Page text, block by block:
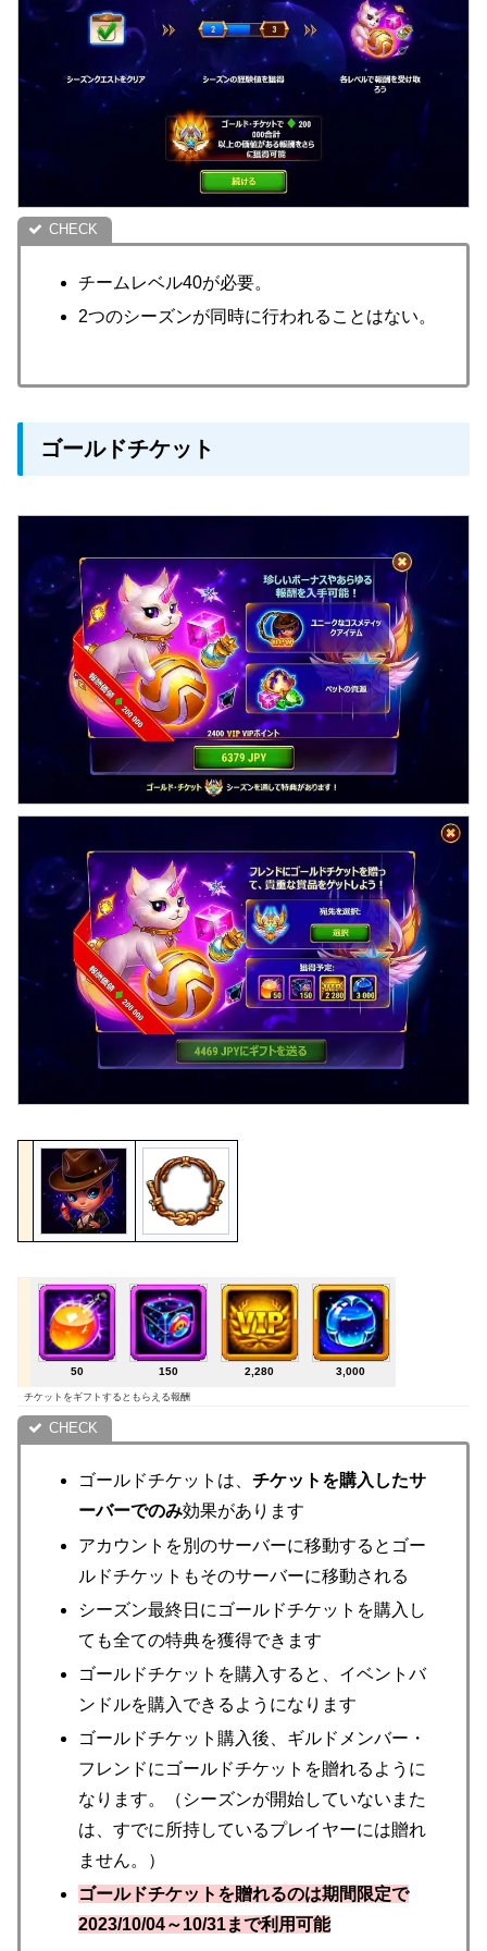
チームレベル40が必要。
2つのシーズンが同時に行われることはない。
ゴールドチケット
50 150 2,280 3,000
チケットをギフトするともらえる報酬
ゴールドチケットは、チケットを購入したサ
ーバーでのみ効果があります
アカウントを別のサーバーに移動するとゴー
ルドチケットもそのサーバーに移動される
シーズン最終日にゴールドチケットを購入し
ても全ての特典を獲得できます
ゴールドチケットを購入すると、イベントバ
ンドルを購入できるようになります
ゴールドチケット購入後、ギルドメンバー・
フレンドにゴールドチケットを贈れるように
なります。（シーズンが開始していないまた
は、すでに所持しているプレイヤーには贈れ
ません。）
ゴールドチケットを贈れるのは期間限定で
2023/10/04～10/31まで利用可能